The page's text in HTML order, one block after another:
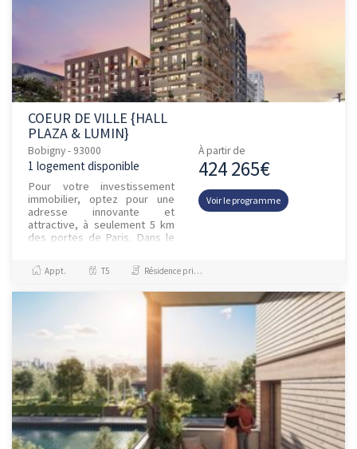
COEUR DE VILLE {HALL
PLAZA & LUMIN}
Bobigny - 93000
1 logement disponible
Pour votre investissement
immobilier, optez pour une
adresse innovante et
attractive, à seulement 5 km
des portes de Paris. Dans le
et Montreuil, Bobigny vit...
À partir de
424 265€
Voir le programme
Appt. T5 Résidence principale / PTZ